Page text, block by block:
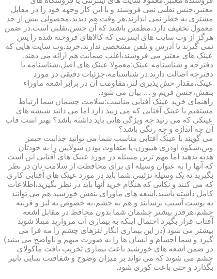
معتبر،جنس تقلبی نمی فروشند و با این کار وجهه خود را در مقابل
مشتری به خطر نمی اندازند.هر وقت هم دیدید،محصولی بیش از حد
معمول تخفیف دارد،مطمئن باشید که آن جنس،تقلبی است.در ضمن
هرگز از وب سایت های اینترنتی که کالاهای فروخته شده را پس
نمی گیرند یا آدرس و تلفن مشخصی ندارند،خرید.وب سایت هایی که
عینک های معتبر می فروشند،اغلب ضمانت هم ارائه می دهند.
دفترچه و شناسنامه عینک:معمولا عینک های اصل،شناسنامه یا
دفترچه اصالت دارند.در شناسنامه،جزئیات دقیقی در مورد
عینک،مقدار خش پذیری لنز،مقاومت آن در برابر اشعه ماوراء
بنفش،جنس فریم و … بیان می شود.
راهنمای خرید عینک آفتابی مناسب:سلامت چشمان شما ارتباط
مستقیم با عینک آفتابی که می زنید دارد اما می دانید شیشه های
عینکی که می زنید چه ویژگی هایی باید داشته باشد؟ بهتر است قاب
آن چه اندازه و چه رنگی باشد؟
می گویند با عینک آفتابی مناسب شما می توانید جذابیت جیمز
وین،شکوه اودری هیپورن،یا متفاوت بودن شولاپین را به خودتان
هدیه بدهید اما مهم ترین مسئله در مورد عینک های آفتابی این است
که آنها را به عنوان وسیله ای برای محافظت از سلامت تان در نظر
بگیرید نه یک وسیله تزئینی.شما باید در مورد عینک های آفتابی کاری
که می کنند و نکاتی که هنگام خرید آنها باید در نظر بگیرید،اطلاعات
کامل داشته باشید.اشعه های ماورای بنفش خورشید هم می توانند
به پوست آسیب برسانند و هم به چشم،به خصوص به لنز و قرنیه
چشم،هرقدر بیشتر چشمان شما بدون محافظ در مقابل اشعه
آفتاب قرار بگیرد احتمال اینکه به بیماری آب مروارید مبتلا شوید
بیشتر می شود (در این بیماری انگار لنزهای چشم را مه فرا می
گیرد و شما اجسام و انسان ها را به صورت مبهم و ناواضح می بینید)
در ضمن اشعه های خورشید باعث بیماری تخریب بافت ماکولای
چشم می شوند که می تواند بر میزان وضوح و شفافیت بینایی تاثیر
بگذارد و حتی باعث کوری شود.